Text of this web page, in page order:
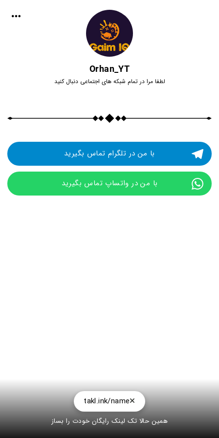
Orhan_YT
لطفا مرا در تمام شبکه های اجتماعی دنبال کنید
با من در تلگرام تماس بگیرید
با من در واتساپ تماس بگیرید
takl.ink/name
همین حالا تک لینک رایگان خودت را بساز